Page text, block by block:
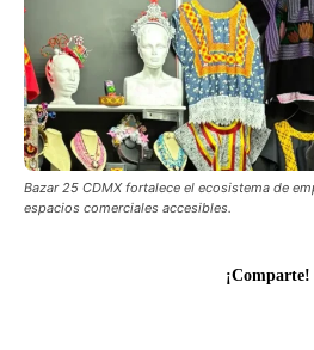
Bazar 25 CDMX fortalece el ecosistema de
espacios comerciales accesibles.
¡Comparte!